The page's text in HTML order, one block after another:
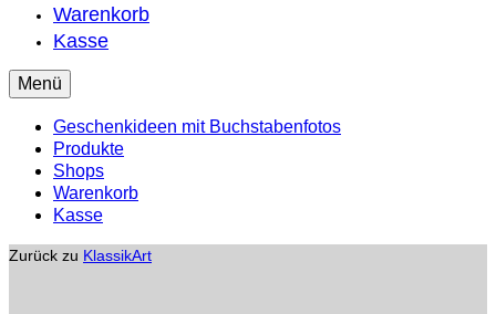
Warenkorb
Kasse
Menü
Geschenkideen mit Buchstabenfotos
Produkte
Shops
Warenkorb
Kasse
Zurück zu KlassikArt